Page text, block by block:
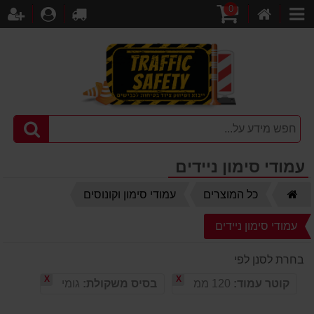
קטגוריות
קניות
0
לקופה
עמודי סימון ניידים
כל המוצרים עמודי סימון וקונוסים
עמודי סימון ניידים
בחרת לסנן לפי
קוטר עמוד:
X בסיס משקולת: גומי X